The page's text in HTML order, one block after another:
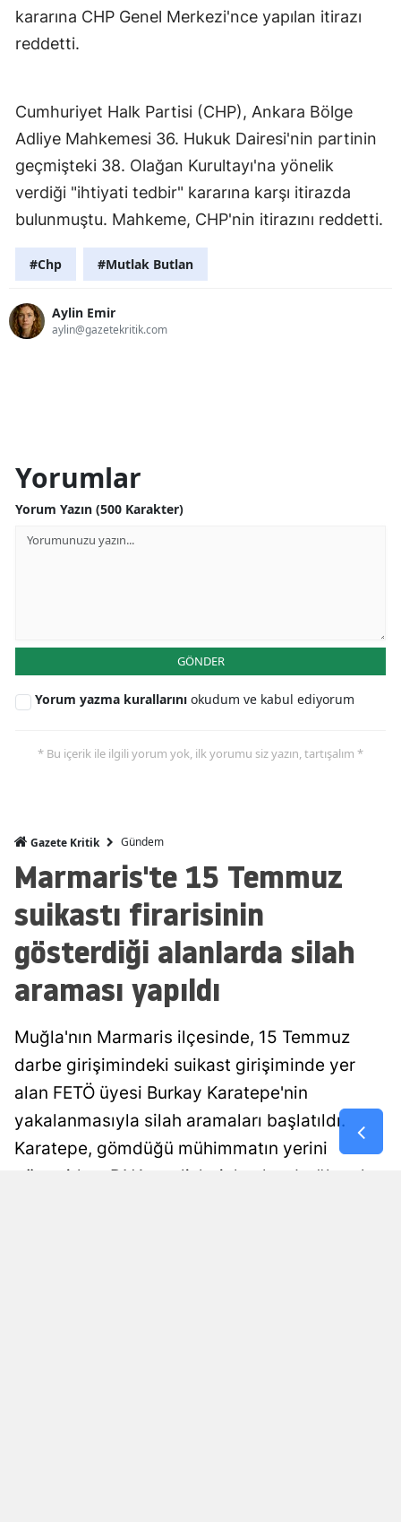
kararına CHP Genel Merkezi'nce yapılan itirazı
reddetti.
Cumhuriyet Halk Partisi (CHP), Ankara Bölge
Adliye Mahkemesi 36. Hukuk Dairesi'nin partinin
geçmişteki 38. Olağan Kurultayı'na yönelik
verdiği "ihtiyati tedbir" kararına karşı itirazda
bulunmuştu. Mahkeme, CHP'nin itirazını reddetti.
#Chp #Mutlak Butlan
Aylin Emir
aylin@gazetekritik.com
Yorumlar
Yorum Yazın (500 Karakter)
GÖNDER
Yorum yazma kurallarını okudum ve kabul ediyorum
* Bu içerik ile ilgili yorum yok, ilk yorumu siz yazın, tartışalım *
Gazete Kritik Gündem
Marmaris'te 15 Temmuz
suikastı firarisinin
gösterdiği alanlarda silah
araması yapıldı
Muğla'nın Marmaris ilçesinde, 15 Temmuz
darbe girişimindeki suikast girişiminde yer
alan FETÖ üyesi Burkay Karatepe'nin
yakalanmasıyla silah aramaları başlatıldı.
Karatepe, gömdüğü mühimmatın yerini
gösterirken DNA analizleriyle olası bağlantılar